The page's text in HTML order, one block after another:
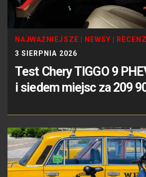
NAJWAŻNIEJSZE NEWSY
3 SIERPNIA 2026
Test Chery TIGGO 9
i siedem miejsc za 209